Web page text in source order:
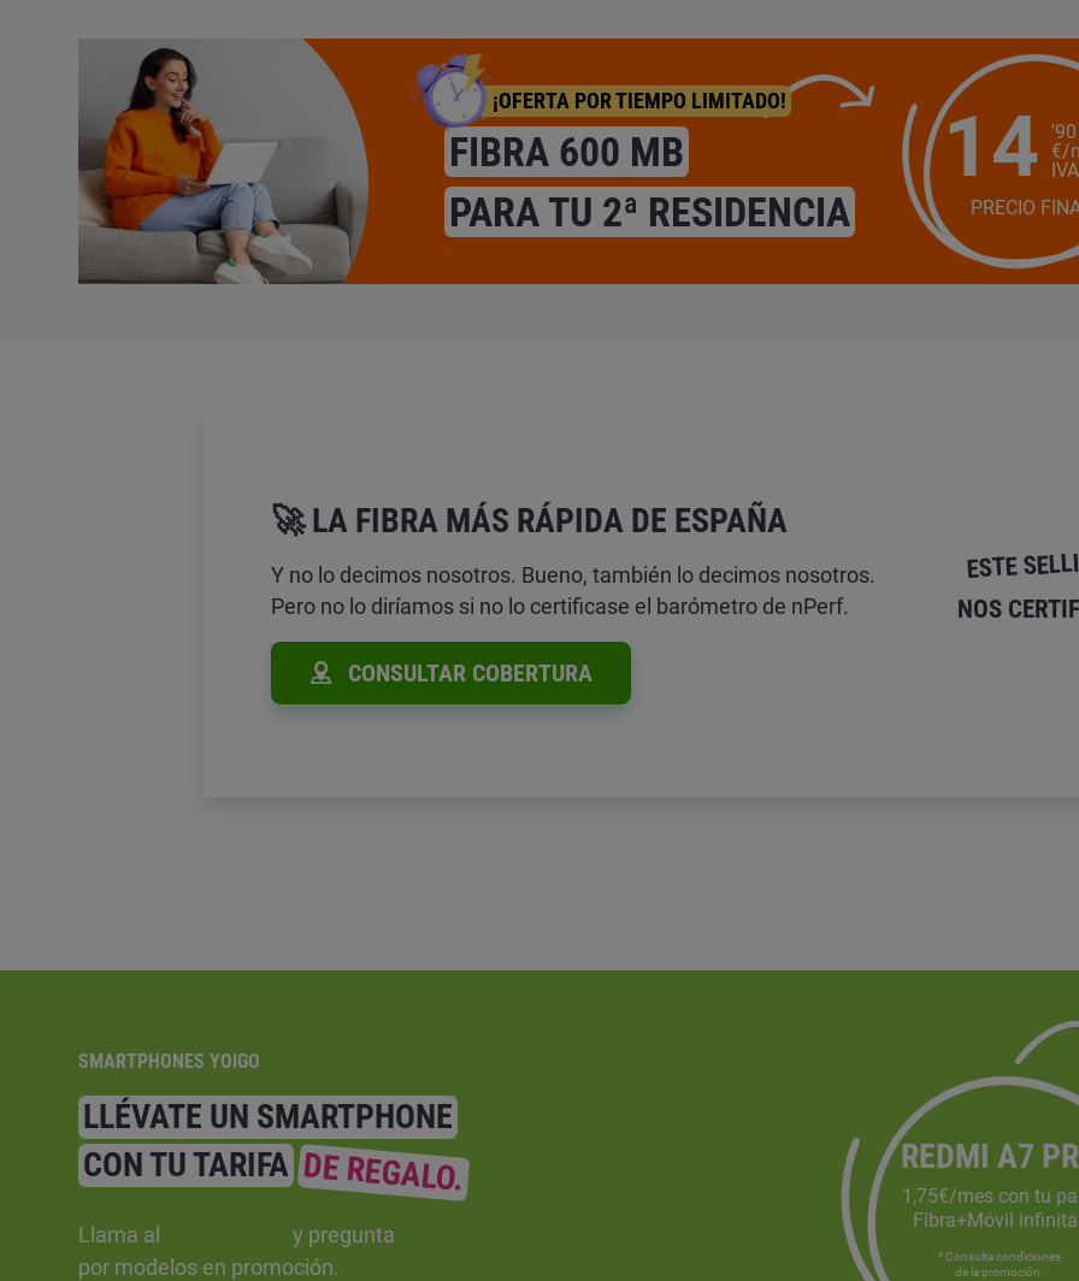
¡OFERTA POR TIEMPO LIMITADO!
FIBRA 600 MB
PARA TU 2ª RESIDENCIA
14 '90
€/
PRECIO
🚀 LA FIBRA MÁS RÁPIDA DE ESPAÑA
Y no lo decimos nosotros. Bueno, también lo decimos nosotros.
Pero no lo diríamos si no lo certificase el barómetro de nPerf.
CONSULTAR COBERTURA
ESTE
NOS
SMARTPHONES YOIGO
LLÉVATE UN SMARTPHONE
CON TU TARIFA DE REGALO.
Llama al
y pregunta
por modelos en promoción.
REDMI A7
1,75€/mes con tu
Fibra+Móvil
* Consulta condiciones
de la promoción.